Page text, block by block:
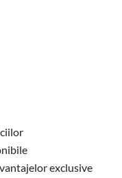
exclusive